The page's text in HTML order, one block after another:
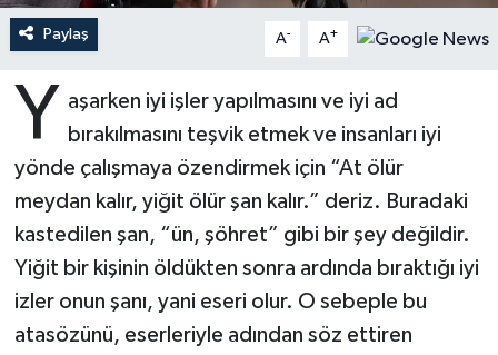
Paylaş A- A+
Y aşarken iyi işler yapılmasını ve iyi ad
bırakılmasını teşvik etmek ve insanları iyi
yönde çalışmaya özendirmek için “At ölür
meydan kalır, yiğit ölür şan kalır.” deriz. Buradaki
kastedilen şan, “ün, şöhret” gibi bir şey değildir.
Yiğit bir kişinin öldükten sonra ardında bıraktığı iyi
izler onun şanı, yani eseri olur. O sebeple bu
atasözünü, eserleriyle adından söz ettiren
Bartın Müftülüğü
Batman Müftülüğü
Bayburt Müftülüğü
Bilecik Müftülüğü
Bingöl Müftülüğü
Bitlis Müftülüğü
Ramazan
Sahabeler
Zekat
DEPREM
Dünya
Eğitim
Kültür-Sanat
Aile
Sağlık